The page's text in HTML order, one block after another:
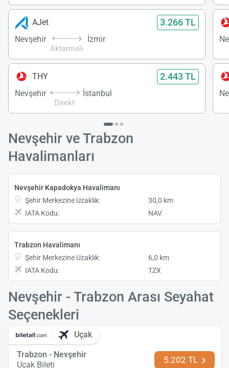
AJet 3.266 TL
Nevşehir
Aktarmalı
İzmir
THY 2.443 TL
Nevşehir
Direkt
İstanbul
Nevşehir ve Trabzon
Havalimanları
Nevşehir Kapadokya Havalimanı
Şehir Merkezine Uzaklık:
30,0 km
IATA Kodu:
NAV
Trabzon Havalimanı
Şehir Merkezine Uzaklık:
6,0 km
IATA Kodu:
TZX
Nevşehir - Trabzon Arası Seyahat
Seçenekleri
Uçak
Trabzon - Nevşehir
Uçak Bileti
5.202 TL